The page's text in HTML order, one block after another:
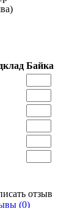
Байка
отзыв
(0)